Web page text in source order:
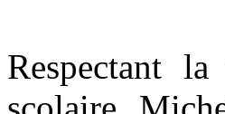
Respectant